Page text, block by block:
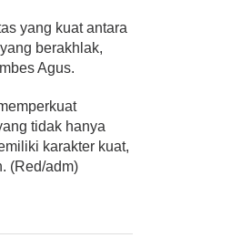
yang kuat antara
berakhlak,
Agus.
tidak hanya
karakter kuat,
(Red/adm)